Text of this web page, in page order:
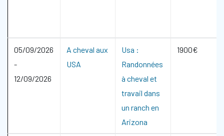
05/09/2026
-
12/09/2026
A cheval aux
USA
Usa :
Randonnées
à cheval et
travail dans
un ranch en
Arizona
1900€